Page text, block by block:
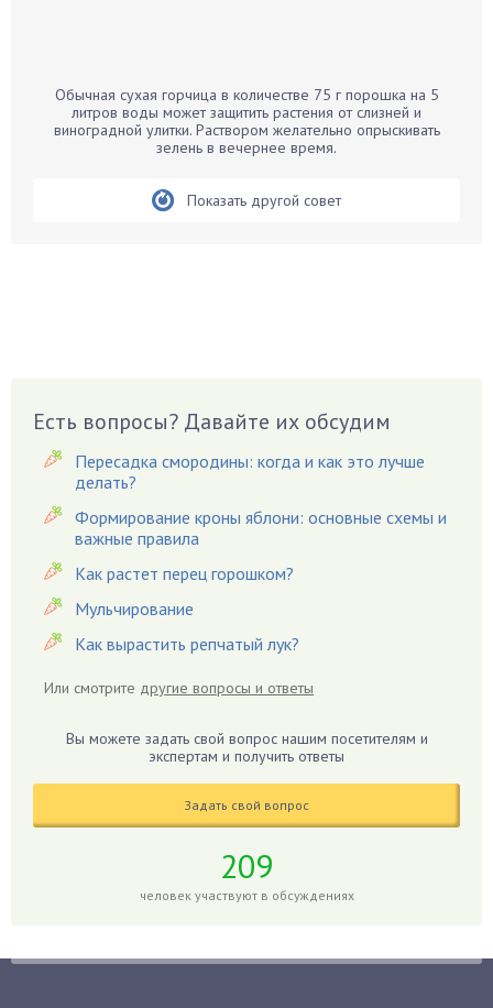
Бархатцы
Бегония
Вешенки
Виноград
Вредители
Гардения
Гацания
Гвоздики
Георгины
Гиацинт
Гладиолусы
Гранат
Обычная сухая горчица в количестве 75 г порошка на 5
литров воды может защитить растения от слизней и
виноградной улитки. Раствором желательно опрыскивать
зелень в вечернее время.
Показать другой совет
Есть вопросы? Давайте их обсудим
Пересадка смородины: когда и как это лучше
делать?
Формирование кроны яблони: основные схемы и
важные правила
Как растет перец горошком?
Мульчирование
Как вырастить репчатый лук?
Или смотрите другие вопросы и ответы
Вы можете задать свой вопрос нашим посетителям и
экспертам и получить ответы
Задать свой вопрос
209
человек участвуют в обсуждениях